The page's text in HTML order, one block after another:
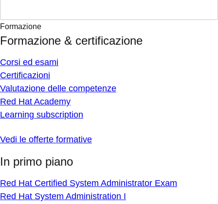
Formazione
Formazione & certificazione
Corsi ed esami
Certificazioni
Valutazione delle competenze
Red Hat Academy
Learning subscription
Vedi le offerte formative
In primo piano
Red Hat Certified System Administrator Exam
Red Hat System Administration I